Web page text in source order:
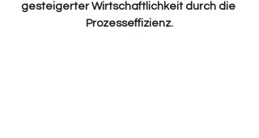
gesteigerter Wirtschaftlichkeit durch die
Prozesseffizienz.